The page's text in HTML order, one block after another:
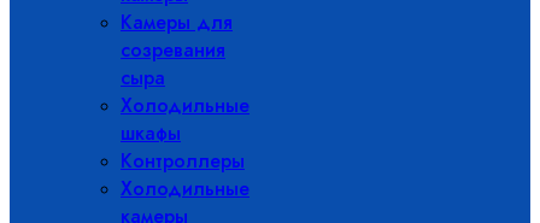
Камеры для
созревания
сыра
Холодильные
шкафы
Контроллеры
Холодильные
камеры